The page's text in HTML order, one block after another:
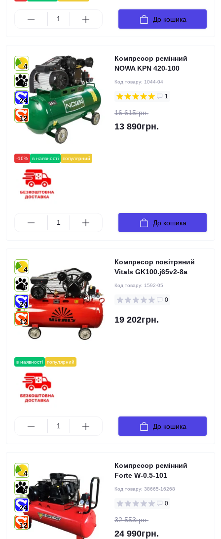
До кошика
-16% в наявності популярний
4
6
24
12
Компресор ремінний
NOWA KPN 420-100
Код товару: 1044-04
1
16 615грн.
13 890грн.
До кошика
в наявності популярний
4
6
24
12
Компресор повітряний
Vitals GK100.j65v2-8a
Код товару: 1592-05
0
19 202грн.
До кошика
4
6
24
12
Компресор ремінний
Forte W-0.5-101
Код товару: 38665-16268
0
32 553грн.
24 990грн.